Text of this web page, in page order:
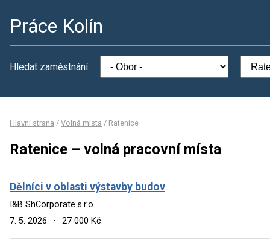
Práce Kolín
Hledat zaměstnání
Hlavní strana / Volná místa / Ratenice
Ratenice – volná pracovní místa
Dělníci v oblasti výstavby budov
I&B ShCorporate s.r.o.
7. 5. 2026
· 27 000 Kč